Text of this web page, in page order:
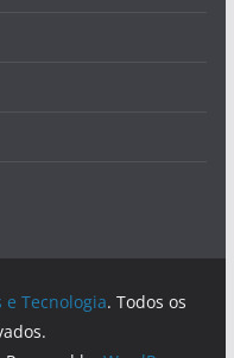
e Tecnologia. Todos os